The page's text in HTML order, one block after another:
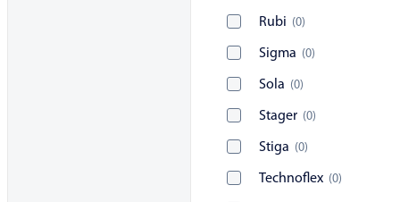
Rubi (0)
Sigma (0)
Sola (0)
Stager (0)
Stiga (0)
Technoflex (0)